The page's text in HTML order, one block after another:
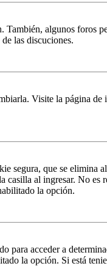
algunos foros
las discuciones.
Visite la página
segura, que se elimina
casilla al ingresar. No
la opción.
para acceder a
la opción. Si está